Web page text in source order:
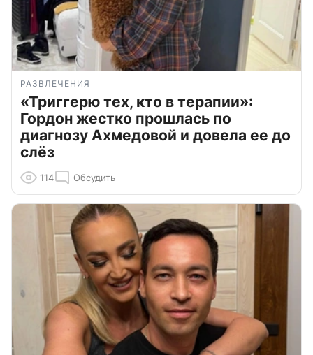
РАЗВЛЕЧЕНИЯ
«Триггерю тех, кто в терапии»:
Гордон жестко прошлась по
диагнозу Ахмедовой и довела ее до
слёз
114 Обсудить